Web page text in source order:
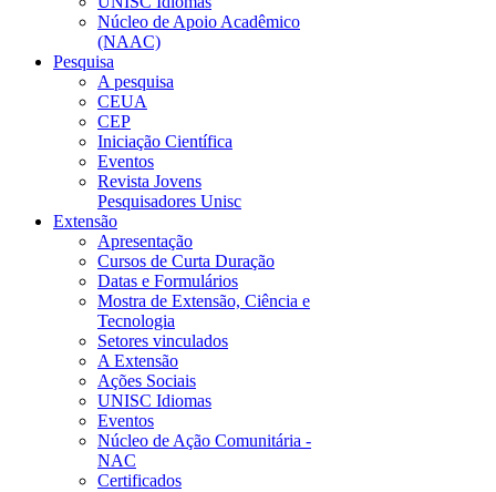
Núcleo de Apoio Acadêmico
(NAAC)
Pesquisa
A pesquisa
CEUA
CEP
Iniciação Científica
Eventos
Revista Jovens
Pesquisadores Unisc
Extensão
Apresentação
Cursos de Curta Duração
Datas e Formulários
Mostra de Extensão, Ciência e
Tecnologia
Setores vinculados
A Extensão
Ações Sociais
UNISC Idiomas
Eventos
Núcleo de Ação Comunitária -
NAC
Certificados